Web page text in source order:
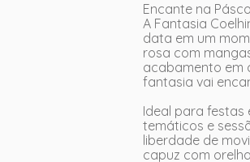
Encante na
A Fantasia
data em um
rosa com
acabamento em
fantasia vai
Ideal para festas
temáticos e
liberdade de
capuz com